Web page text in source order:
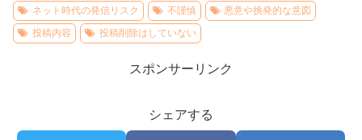
ネット時代の発信リスク
不謹慎
悪意や挑発的な意図
投稿内容
投稿削除はしていない
スポンサーリンク
シェアする